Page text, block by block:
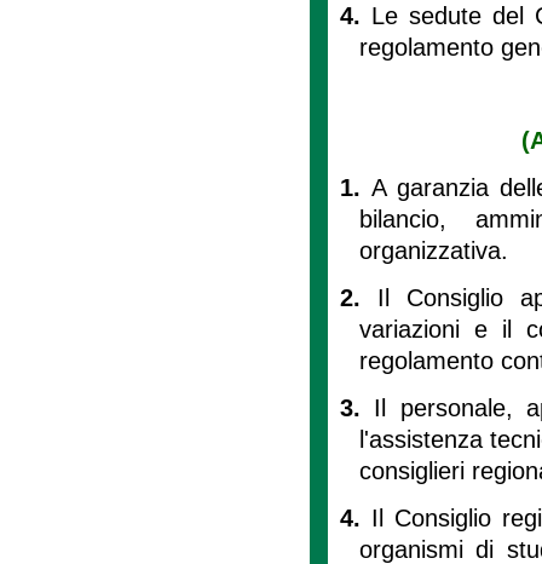
4. Le sedute del
regolamento
1.A garanzia
bilancio,
organizzativa.
2. Il Consiglio
variazioni e il
regolamento
3. Il personale,
l'assistenza
consiglieri
4. Il Consiglio
organismi di